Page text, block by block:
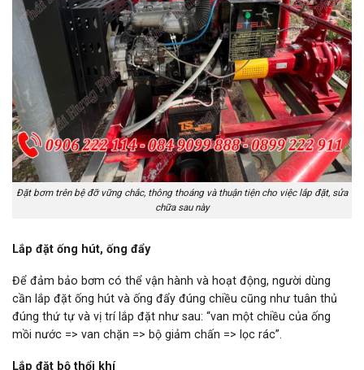
Đặt bơm trên bệ đỡ vững chắc, thông thoáng và thuận tiện cho việc lắp đặt, sửa
chữa sau này
Lắp đặt ống hút, ống đẩy
Để đảm bảo bơm có thể vận hành và hoạt động, người dùng
cần lắp đặt ống hút và ống đẩy đúng chiều cũng như tuân thủ
đúng thứ tự và vị trí lắp đặt như sau: “van một chiều của ống
mồi nước => van chặn => bộ giảm chấn => lọc rác”.
Lắp đặt bộ thổi khí